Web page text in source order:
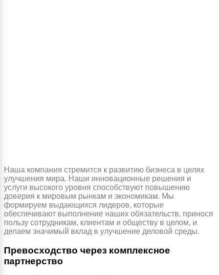
Наша компания стремится к развитию бизнеса в целях
улучшения мира. Наши инновационные решения и
услуги высокого уровня способствуют повышению
доверия к мировым рынкам и экономикам. Мы
формируем выдающихся лидеров, которые
обеспечивают выполнение наших обязательств, принося
пользу сотрудникам, клиентам и обществу в целом, и
делаем значимый вклад в улучшение деловой среды.
Превосходство через комплексное
партнерство